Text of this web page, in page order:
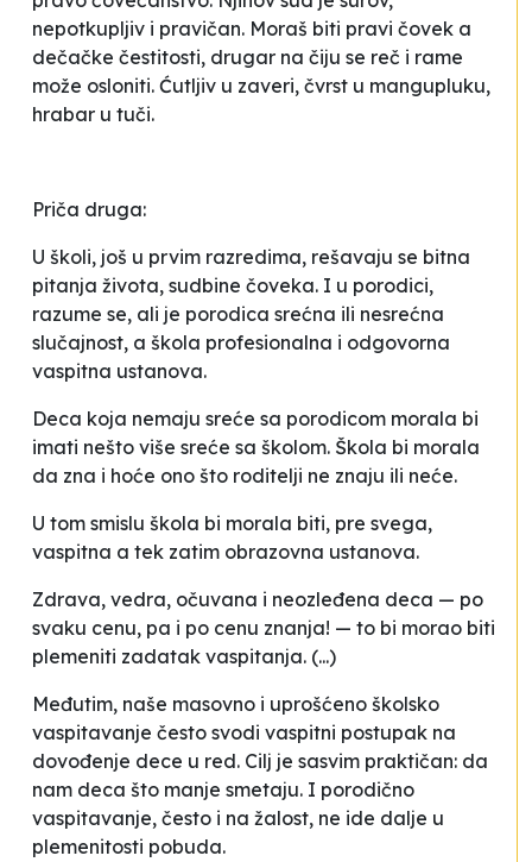
nepotkupljiv i pravičan. Moraš biti pravi čovek a
dečačke čestitosti, drugar na čiju se reč i rame
može osloniti. Ćutljiv u zaveri, čvrst u mangupluku,
hrabar u tuči.
Priča druga:
U školi, još u prvim razredima, rešavaju se bitna
pitanja života, sudbine čoveka. I u porodici,
razume se, ali je porodica srećna ili nesrećna
slučajnost, a škola profesionalna i odgovorna
vaspitna ustanova.
Deca koja nemaju sreće sa porodicom morala bi
imati nešto više sreće sa školom. Škola bi morala
da zna i hoće ono što roditelji ne znaju ili neće.
U tom smislu škola bi morala biti, pre svega,
vaspitna a tek zatim obrazovna ustanova.
Zdrava, vedra, očuvana i neozleđena deca — po
svaku cenu, pa i po cenu znanja! — to bi morao biti
plemeniti zadatak vaspitanja. (...)
Međutim, naše masovno i uprošćeno školsko
vaspitavanje često svodi vaspitni postupak na
dovođenje dece u red. Cilj je sasvim praktičan: da
nam deca što manje smetaju. I porodično
vaspitavanje, često i na žalost, ne ide dalje u
plemenitosti pobuda.